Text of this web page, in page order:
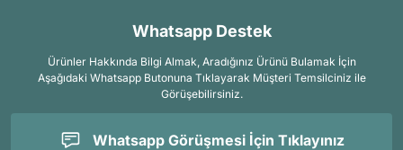
Whatsapp Destek
Ürünler Hakkında Bilgi Almak, Aradığınız Ürünü Bulamak İçin
Aşağıdaki Whatsapp Butonuna Tıklayarak Müşteri Temsilciniz ile
Görüşebilirsiniz.
Whatsapp Görüşmesi İçin Tıklayınız